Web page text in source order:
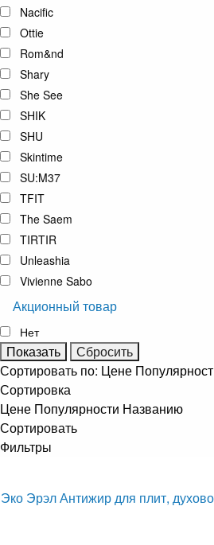
Nacific
Ottie
Rom&nd
Shary
She See
SHIK
SHU
Skintime
SU:M37
TFIT
The Saem
TIRTIR
Unleashia
Vivienne Sabo
Акционный товар
Нет
Сортировать по: Цене
Сортировка
Цене Популярности Названию
Сортировать
Фильтры
Эко Эрэл Антижир для плит,